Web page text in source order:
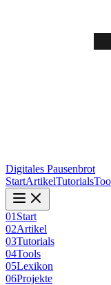
Digitales Pausenbrot
StartArtikelTutorials
01 Start
02Artikel
03Tutorials
04Tools
05Lexikon
06Projekte